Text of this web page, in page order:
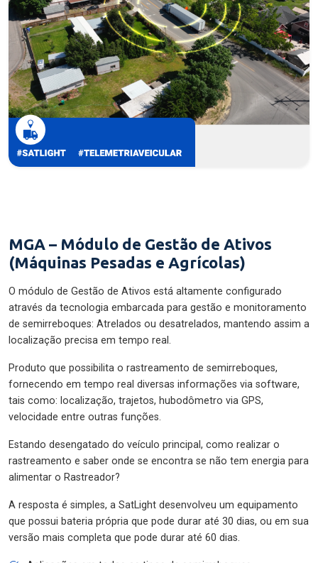
MGA – Módulo de Gestão de Ativos
(Máquinas Pesadas e Agrícolas)
O módulo de Gestão de Ativos está altamente configurado
através da tecnologia embarcada para gestão e monitoramento
de semirreboques: Atrelados ou desatrelados, mantendo assim a
localização precisa em tempo real.
Produto que possibilita o rastreamento de semirreboques,
fornecendo em tempo real diversas informações via software,
tais como: localização, trajetos, hubodômetro via GPS,
velocidade entre outras funções.
Estando desengatado do veículo principal, como realizar o
rastreamento e saber onde se encontra se não tem energia para
alimentar o Rastreador?
A resposta é simples, a SatLight desenvolveu um equipamento
que possui bateria própria que pode durar até 30 dias, ou em sua
versão mais completa que pode durar até 60 dias.